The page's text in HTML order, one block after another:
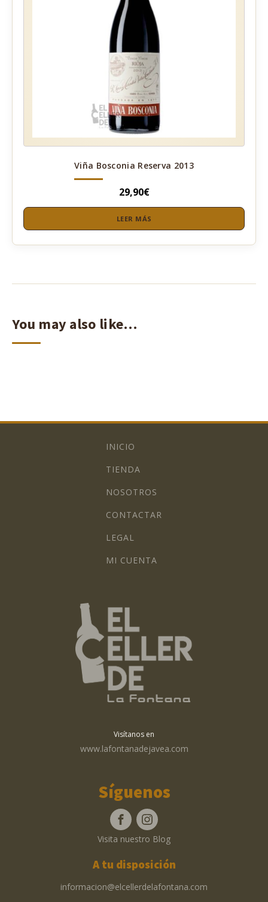
Viña Bosconia Reserva 2013
29,90€
LEER MÁS
You may also like…
INICIO
TIENDA
NOSOTROS
CONTACTAR
LEGAL
MI CUENTA
Visítanos en
www.lafontanadejavea.com
Síguenos
Visita nuestro Blog
A tu disposición
informacion@elcellerdelafontana.com